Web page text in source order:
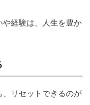
経験は、人生を豊か
リセットできるのが